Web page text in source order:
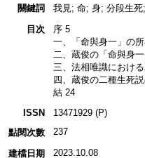
關鍵詞
我見; 命; 身; 分段生
目次
序 5
一、「命與身一」の
二、蔵俊の「命與身
三、法相唯識におけ
四、蔵俊の二種生死
結 24
ISSN
13471929 (P)
點閱次數
237
建檔日期 2023.10.08